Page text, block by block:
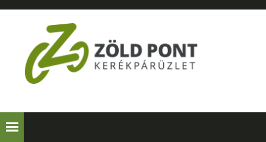
Skip
navigation
Skip
content
Skip
ZÖLD
PONT